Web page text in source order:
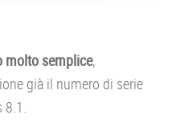
molto semplice,
già il numero di serie
8.1.